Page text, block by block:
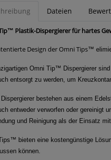
Dateien
Plastik-Dispergierer für hartes
Design der Omni Tips™
Omni Tip™ Dispergierer sind
entsorgt zu werden, um
Dispergierer bestehen aus einem
entweder verworfen oder gereinigt
und Reinigung als der Einsatz
bieten eine kostengünstige
können.